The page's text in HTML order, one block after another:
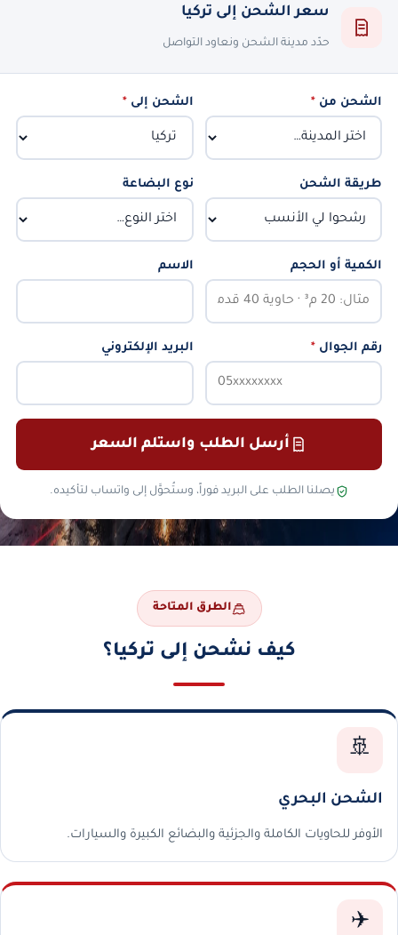
سعر الشحن إلى تركيا
حدّد مدينة الشحن ونعاود التواصل
الشحن من * الشحن إلى*
طريقة الشحن نوع البضاعة
الكمية أو الحجم الاسم
رقم الجوال * البريد الإلكتروني
أرسل الطلب واستلم السعر
يصلنا الطلب على البريد فوراً، وستُحوَّل إلى واتساب لتأكيده.
الطرق المتاحة
كيف نشحن إلى تركيا؟
🚢
الشحن البحري
الأوفر للحاويات الكاملة والجزئية والبضائع الكبيرة والسيارات.
✈️